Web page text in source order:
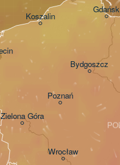
Wrocław
Poznań
Koszalin
Zielona Góra
Gdańsk
Bydgoszcz